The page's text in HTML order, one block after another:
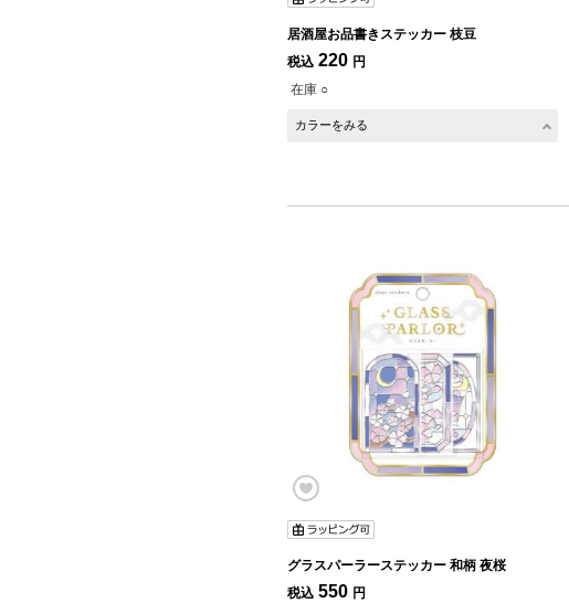
居酒屋お品書きステッカー 枝豆
税込 220 円
在庫 ○
カラーをみる
グラスパーラーステッカー 和柄 夜桜
税込 550 円